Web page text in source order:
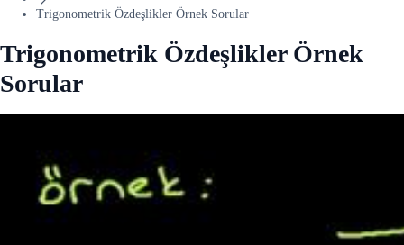
Trigonometrik Özdeşlikler Örnek Sorular
Trigonometrik Özdeşlikler Örnek
Sorular